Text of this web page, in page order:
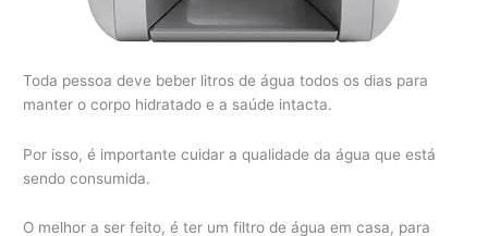
Toda pessoa deve beber litros de água todos os dias para
manter o corpo hidratado e a saúde intacta.
Por isso, é importante cuidar a qualidade da água que está
sendo consumida.
O melhor a ser feito, é ter um filtro de água em casa, para